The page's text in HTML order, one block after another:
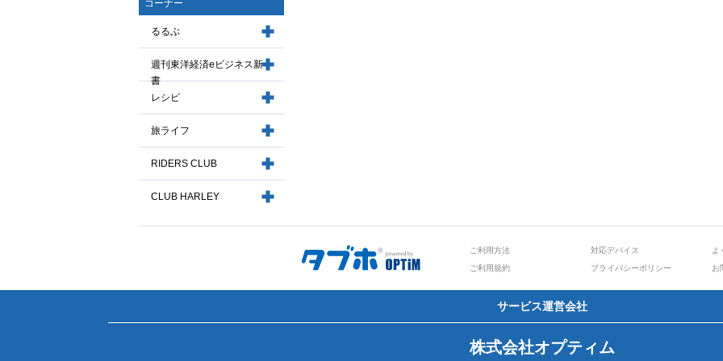
コーナー
るるぶ
週刊東洋経済eビジネス新
書
レシピ
旅ライフ
RIDERS CLUB
CLUB HARLEY
ご利用方法 対応デバイス
よ
ご利用規約
プライバシーポリシー お
サービス運営会社
株式会社オプティム